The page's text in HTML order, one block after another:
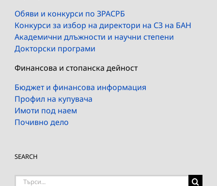
Обяви и конкурси по ЗРАСРБ
Конкурси за избор на директори на СЗ на БАН
Академични длъжности и научни степени
Докторски програми
Финансова и стопанска дейност
Бюджет и финансова информация
Профил на купувача
Имоти под наем
Почивно дело
SEARCH
Търсене